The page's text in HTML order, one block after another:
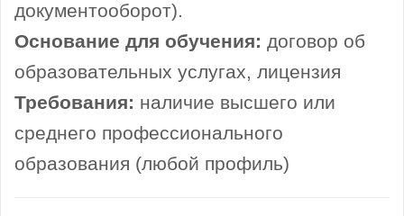
документооборот).
Основание для обучения: договор об
образовательных услугах, лицензия
Требования: наличие высшего или
среднего профессионального
образования (любой профиль)